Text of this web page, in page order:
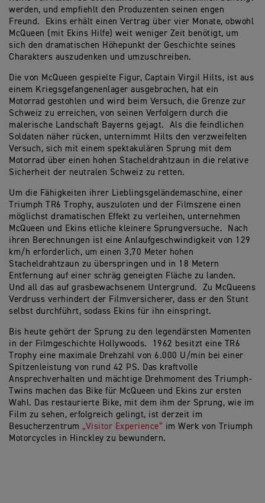
werden, und empfiehlt den Produzenten seinen engen
Freund. Ekins erhält einen Vertrag über vier Monate, obwohl
McQueen (mit Ekins Hilfe) weit weniger Zeit benötigt, um
sich den dramatischen Höhepunkt der Geschichte seines
Charakters auszudenken und umzuschreiben.
Die von McQueen gespielte Figur, Captain Virgil Hilts, ist aus
einem Kriegsgefangenenlager ausgebrochen, hat ein
Motorrad gestohlen und wird beim Versuch, die Grenze zur
Schweiz zu erreichen, von seinen Verfolgern durch die
malerische Landschaft Bayerns gejagt. Als die feindlichen
Soldaten näher rücken, unternimmt Hilts den verzweifelten
Versuch, sich mit einem spektakulären Sprung mit dem
Motorrad über einen hohen Stacheldrahtzaun in die relative
Sicherheit der neutralen Schweiz zu retten.
Um die Fähigkeiten ihrer Lieblingsgeländemaschine, einer
Triumph TR6 Trophy, auszuloten und der Filmszene einen
möglichst dramatischen Effekt zu verleihen, unternehmen
McQueen und Ekins etliche kleinere Sprungversuche. Nach
ihren Berechnungen ist eine Anlaufgeschwindigkeit von 129
km/h erforderlich, um einen 3,70 Meter hohen
Stacheldrahtzaun zu überspringen und in 18 Metern
Entfernung auf einer schräg geneigten Fläche zu landen.
Und all das auf grasbewachsenem Untergrund. Zu McQueens
Verdruss verhindert der Filmversicherer, dass er den Stunt
selbst durchführt, sodass Ekins für ihn einspringt.
Bis heute gehört der Sprung zu den legendärsten Momenten
in der Filmgeschichte Hollywoods. 1962 besitzt eine TR6
Trophy eine maximale Drehzahl von 6.000 U/min bei einer
Spitzenleistung von rund 42 PS. Das kraftvolle
Ansprechverhalten und mächtige Drehmoment des Triumph-
Twins machen das Bike für McQueen und Ekins zur ersten
Wahl. Das restaurierte Bike, mit dem ihm der Sprung, wie im
Film zu sehen, erfolgreich gelingt, ist derzeit im
Besucherzentrum „Visitor Experience“ im Werk von Triumph
Motorcycles in Hinckley zu bewundern.